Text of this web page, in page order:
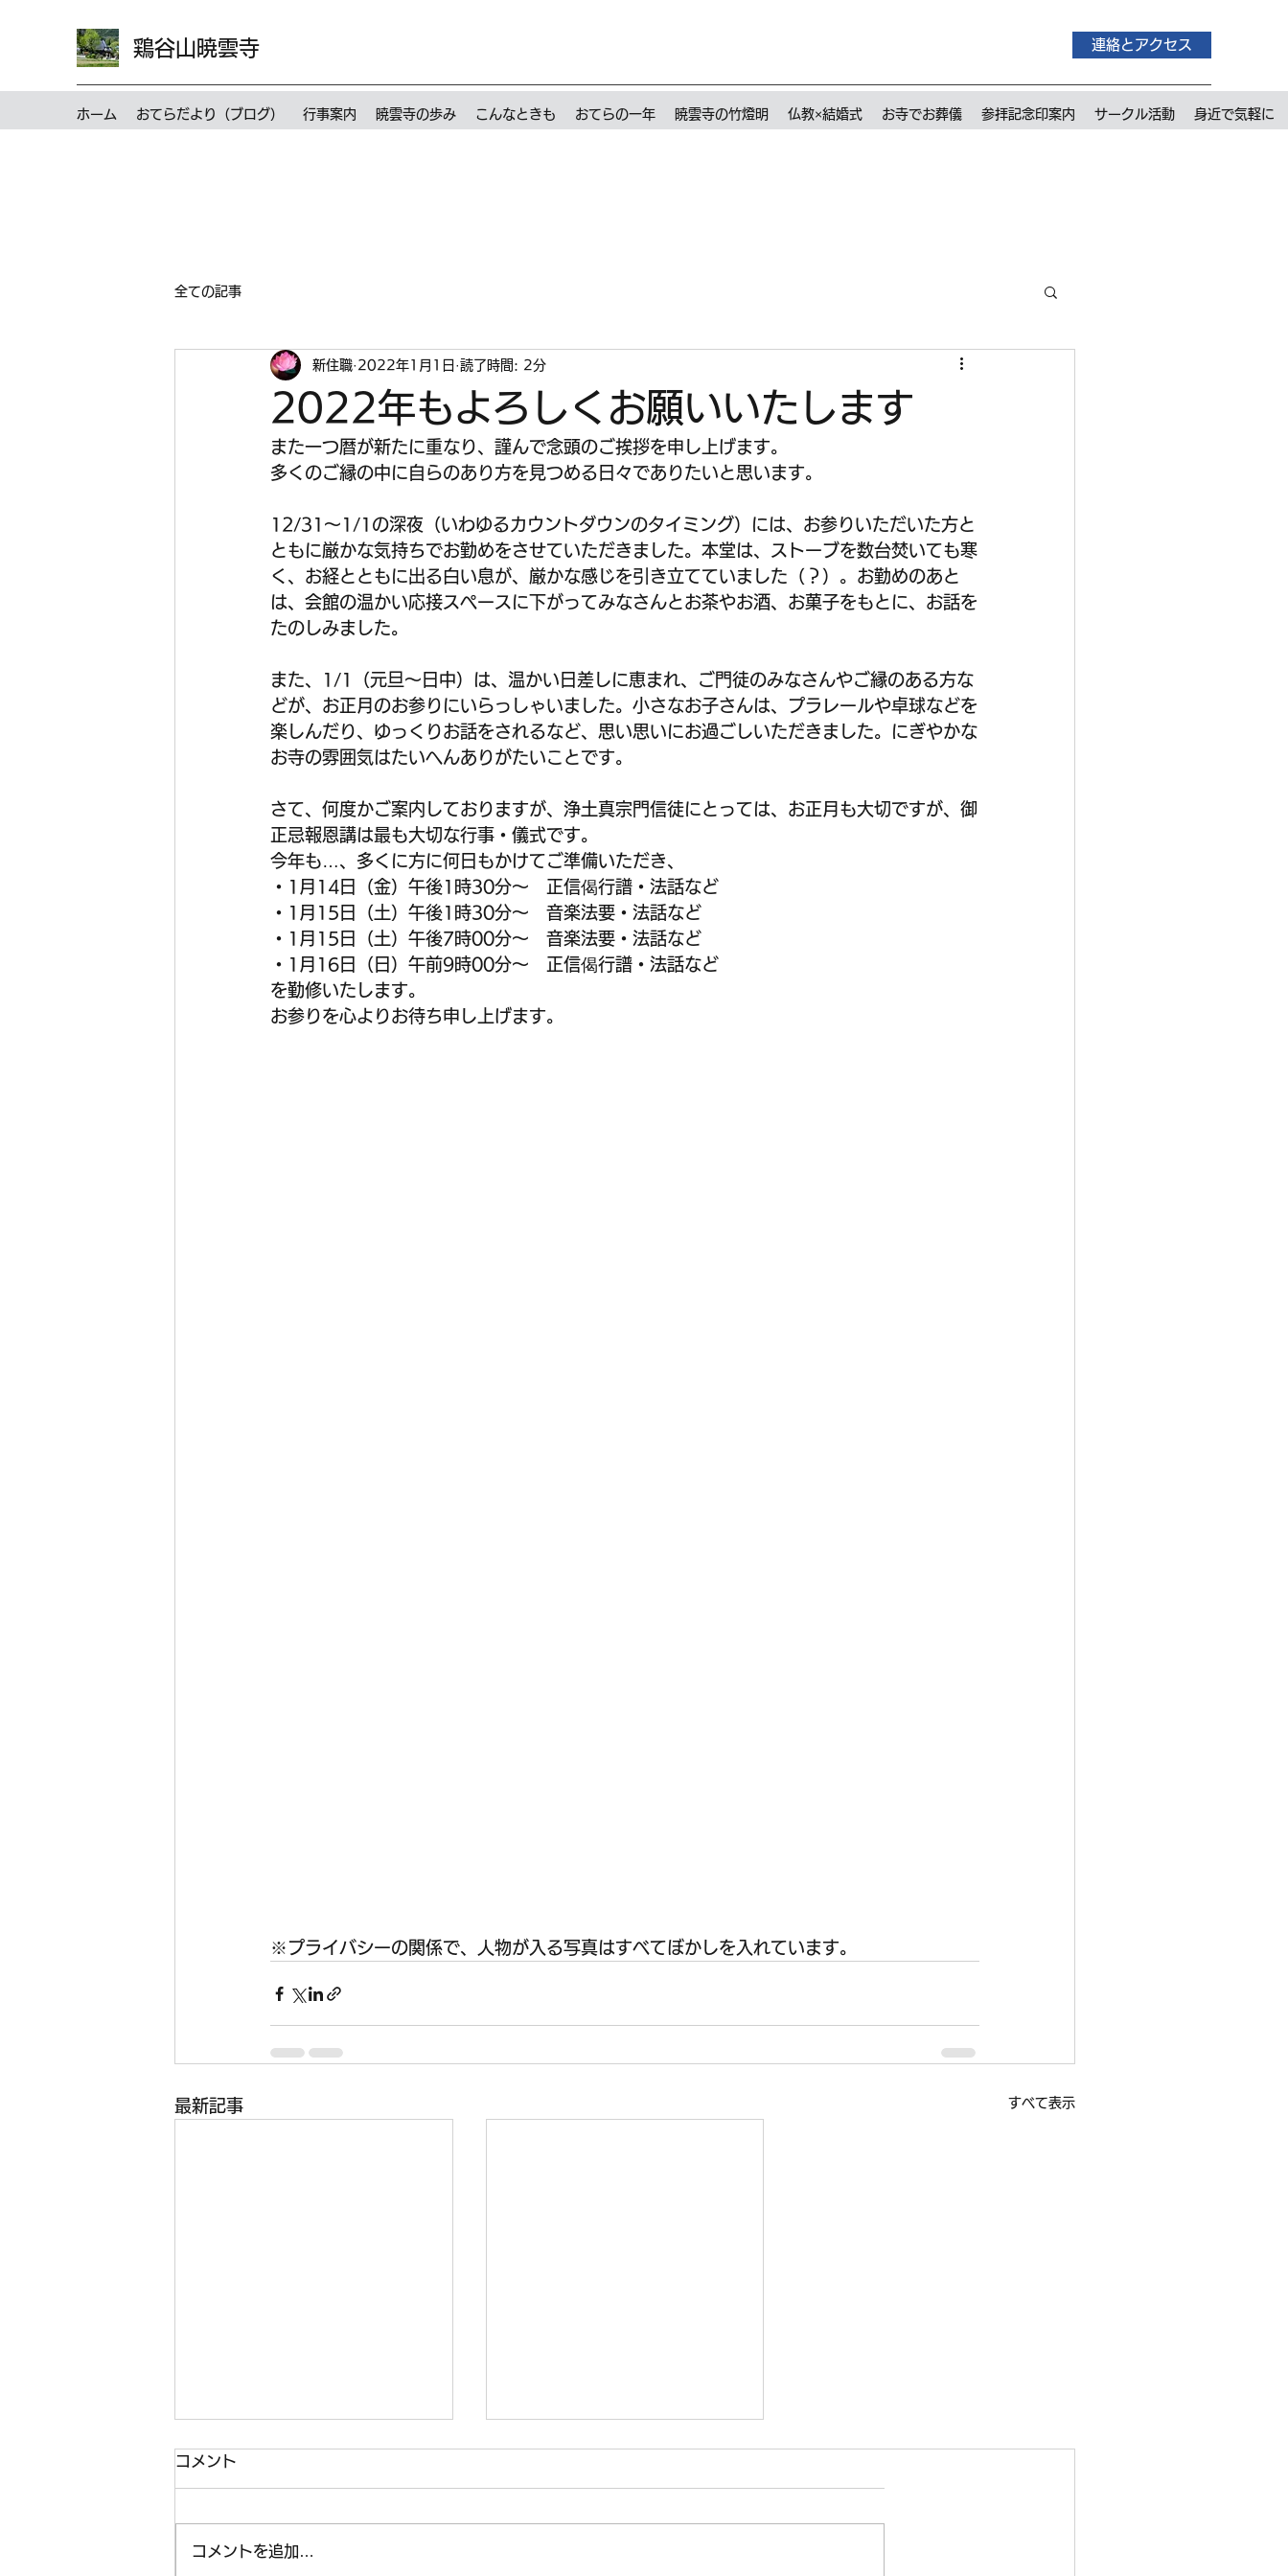
鶏谷山暁雲寺 連絡とアクセス
ホーム おてらだより（ブログ） 行事案内 暁雲寺の歩み こんなときも おてらの一年 暁雲寺の竹燈明 仏教×結婚式 お寺でお葬儀 参拝記念印案内 サークル活動 身近で気軽に
全ての記事
2022年もよろしくお願いいたします
新住職 2022年1月1日 読了時間: 2分
また一つ暦が新たに重なり、謹んで念頭のご挨拶を申し上げます。
多くのご縁の中に自らのあり方を見つめる日々でありたいと思います。
12/31～1/1の深夜（いわゆるカウントダウンのタイミング）には、お参りいただいた方と
ともに厳かな気持ちでお勤めをさせていただきました。本堂は、ストーブを数台焚いても寒
く、お経とともに出る白い息が、厳かな感じを引き立てていました（？）。お勤めのあと
は、会館の温かい応接スペースに下がってみなさんとお茶やお酒、お菓子をもとに、お話を
たのしみました。
また、1/1（元旦～日中）は、温かい日差しに恵まれ、ご門徒のみなさんやご縁のある方な
どが、お正月のお参りにいらっしゃいました。小さなお子さんは、プラレールや卓球などを
楽しんだり、ゆっくりお話をされるなど、思い思いにお過ごしいただきました。にぎやかな
お寺の雰囲気はたいへんありがたいことです。
さて、何度かご案内しておりますが、浄土真宗門信徒にとっては、お正月も大切ですが、御
正忌報恩講は最も大切な行事・儀式です。
今年も…、多くに方に何日もかけてご準備いただき、
・1月14日（金）午後1時30分～　正信偈行譜・法話など
・1月15日（土）午後1時30分～　音楽法要・法話など
・1月15日（土）午後7時00分～　音楽法要・法話など
・1月16日（日）午前9時00分～　正信偈行譜・法話など
を勤修いたします。
お参りを心よりお待ち申し上げます。
※プライバシーの関係で、人物が入る写真はすべてぼかしを入れています。
最新記事 すべて表示
コメント
コメントを追加…